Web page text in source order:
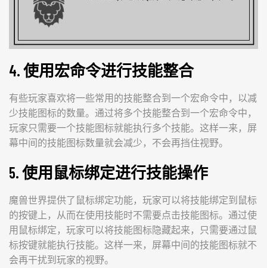
4. 使用宏命令进行技能整合
有些玩家喜欢将一些常用的技能整合到一个宏命令中，以减
少技能图标的数量。通过将多个技能整合到一个宏命令中，
玩家只需要一个技能图标就能执行多个技能。这样一来，屏
幕中间的技能图标数量就会减少，不会再挡住视野。
5. 使用鼠标绑定进行技能操作
魔兽世界提供了鼠标绑定功能，玩家可以将技能绑定到鼠标
的按键上，从而在使用技能时不需要点击技能图标。通过使
用鼠标绑定，玩家可以将技能图标隐藏起来，只需要通过鼠
标按键就能执行技能。这样一来，屏幕中间的技能图标就不
会再干扰到玩家的视野。